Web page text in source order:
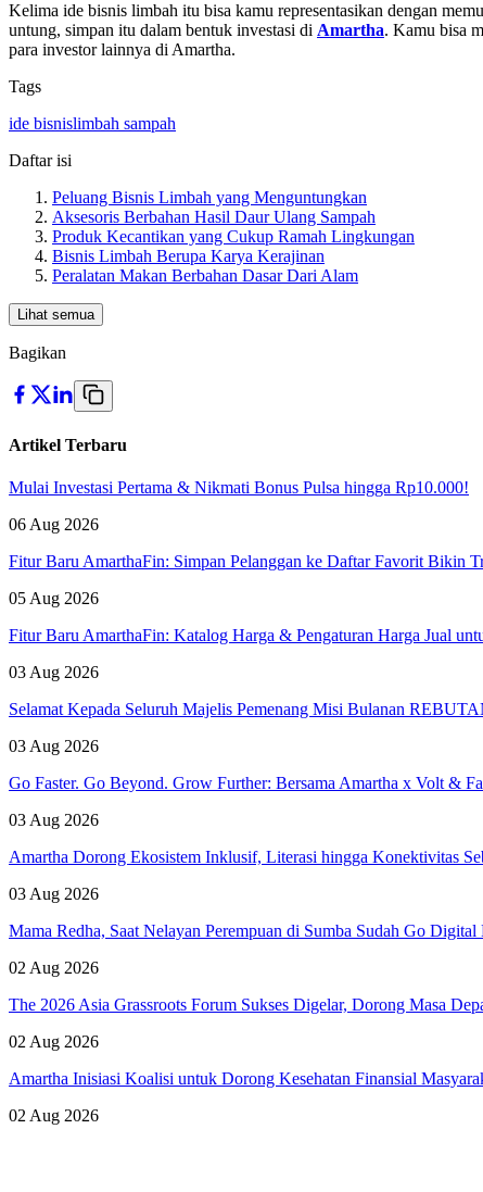
Kelima ide bisnis limbah itu bisa kamu representasikan dengan
untung, simpan itu dalam bentuk investasi di Amartha. Kamu bisa
para investor lainnya di Amartha.
Tags
ide bisnislimbah sampah
Daftar isi
Peluang Bisnis Limbah yang Menguntungkan
Aksesoris Berbahan Hasil Daur Ulang Sampah
Produk Kecantikan yang Cukup Ramah Lingkungan
Bisnis Limbah Berupa Karya Kerajinan
Peralatan Makan Berbahan Dasar Dari Alam
Lihat semua
Bagikan
Artikel Terbaru
Mulai Investasi Pertama & Nikmati Bonus Pulsa hingga Rp10.000!
06 Aug 2026
Fitur Baru AmarthaFin: Simpan Pelanggan ke Daftar Favorit Bikin
05 Aug 2026
Fitur Baru AmarthaFin: Katalog Harga & Pengaturan Harga Jual
03 Aug 2026
Selamat Kepada Seluruh Majelis Pemenang Misi Bulanan
03 Aug 2026
Go Faster. Go Beyond. Grow Further: Bersama Amartha x Volt &
03 Aug 2026
Amartha Dorong Ekosistem Inklusif, Literasi hingga Konektivitas
03 Aug 2026
Mama Redha, Saat Nelayan Perempuan di Sumba Sudah Go
02 Aug 2026
The 2026 Asia Grassroots Forum Sukses Digelar, Dorong Masa
02 Aug 2026
Amartha Inisiasi Koalisi untuk Dorong Kesehatan Finansial
02 Aug 2026